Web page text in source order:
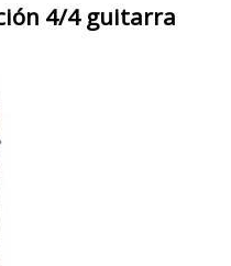
4/4 guitarra